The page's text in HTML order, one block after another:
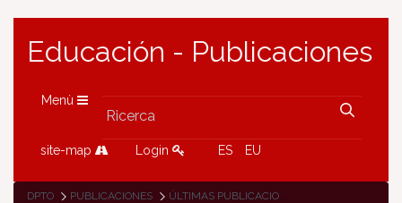
Educación - Publicaciones
Menù
site-map Login ES EU
DPTO PUBLICACIONES
ÚLTIMAS PUBLICACIONES